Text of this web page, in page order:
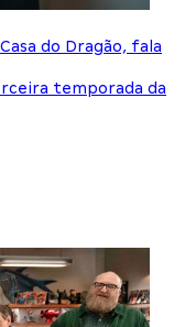
do Dragão, fala
temporada da